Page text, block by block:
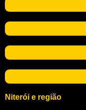
Niterói e região